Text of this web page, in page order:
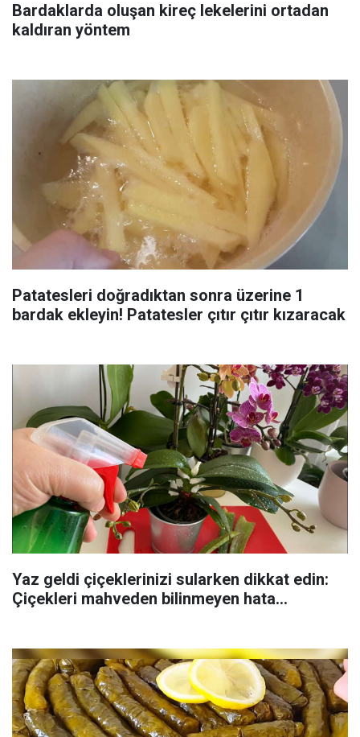
Bardaklarda oluşan kireç lekelerini ortadan
kaldıran yöntem
Patatesleri doğradıktan sonra üzerine 1
bardak ekleyin! Patatesler çıtır çıtır kızaracak
Yaz geldi çiçeklerinizi sularken dikkat edin:
Çiçekleri mahveden bilinmeyen hata...